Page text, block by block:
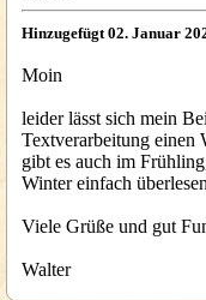
Hinzugefügt 02. Januar
Moin
leider lässt sich mein
Textverarbeitung einen
gibt es auch im
Winter einfach
Viele Grüße und gut
Walter